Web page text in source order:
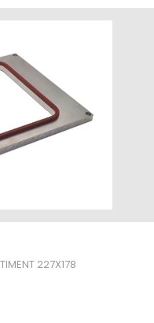
227X178